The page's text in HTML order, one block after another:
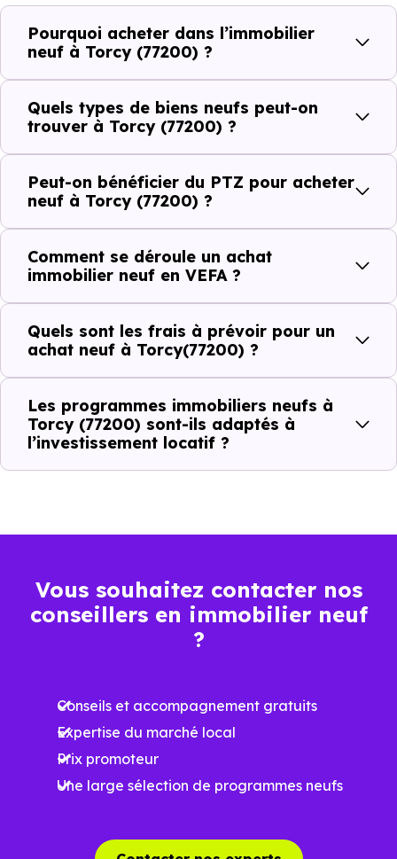
commerces, 77 professions médicales et 26
établissements scolaires. Des équipements du quotidien
qui constituent autant d'arguments concrets pour habiter
ou investir dans la commune.
Combien coûte un logement à Torcy
(77200) ?
C'est souvent la première question. Voici les repères de
prix à connaître pour un achat immobilier à Torcy (77200)
:
minimum
moyen
maximum
2 997 €
Ces prix varient selon la localisation dans la commune, la
d'explorer et de filtrer l'ensemble des programmes
disponibles à Torcy (77200) selon votre budget.
Le parc résidentiel de Torcy (77200) se compose de 78 %
Pourquoi acheter dans l’immobilier
neuf à Torcy (77200) ?
Quels types de biens neufs peut-on
trouver à Torcy (77200) ?
Peut-on bénéficier du PTZ pour acheter
neuf à Torcy (77200) ?
Comment se déroule un achat
immobilier neuf en VEFA ?
Quels sont les frais à prévoir pour un
achat neuf à Torcy(77200) ?
Les programmes immobiliers neufs à
Torcy (77200) sont-ils adaptés à
l’investissement locatif ?
Vous souhaitez contacter nos
conseillers en immobilier neuf
?
Conseils et accompagnement gratuits
Expertise du marché local
Prix promoteur
Une large sélection de programmes neufs